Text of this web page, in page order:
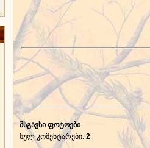
მსგავსი ფოტოები
სულ კომენტარები: 2